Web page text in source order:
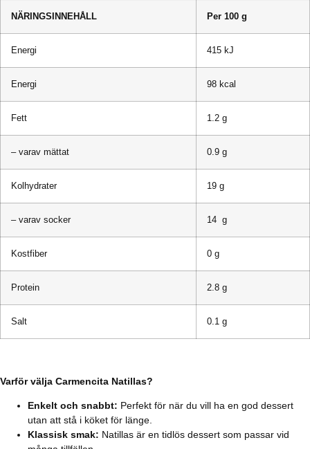
NÄRINGSINNEHÅLL Per 100 g
Energi 415 kJ
Energi 98 kcal
Fett 1.2 g
– varav mättat 0.9 g
Kolhydrater 19 g
– varav socker 14 g
Kostfiber 0 g
Protein 2.8 g
Salt 0.1 g
Varför välja Carmencita Natillas?
Enkelt och snabbt: Perfekt för när du vill ha en god dessert
utan att stå i köket för länge.
Klassisk smak: Natillas är en tidlös dessert som passar vid